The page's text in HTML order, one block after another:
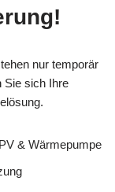
nur temporär
Sie sich Ihre
& Wärmepumpe